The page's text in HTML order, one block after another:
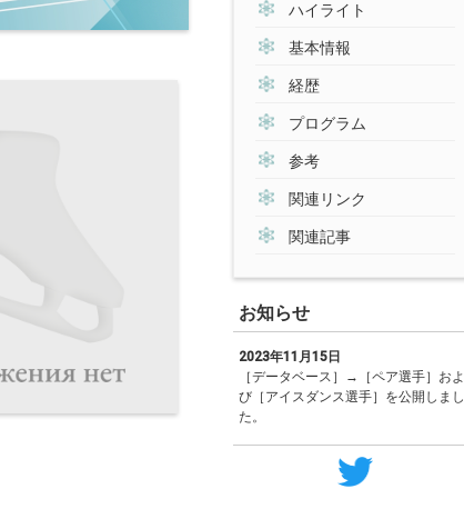
ハイライト
基本情報
経歴
プログラム
参考
関連リンク
関連記事
お知らせ
2023年11月15日
［データベース］→［ペア選手］およ
び［アイスダンス選手］を公開しまし
た。